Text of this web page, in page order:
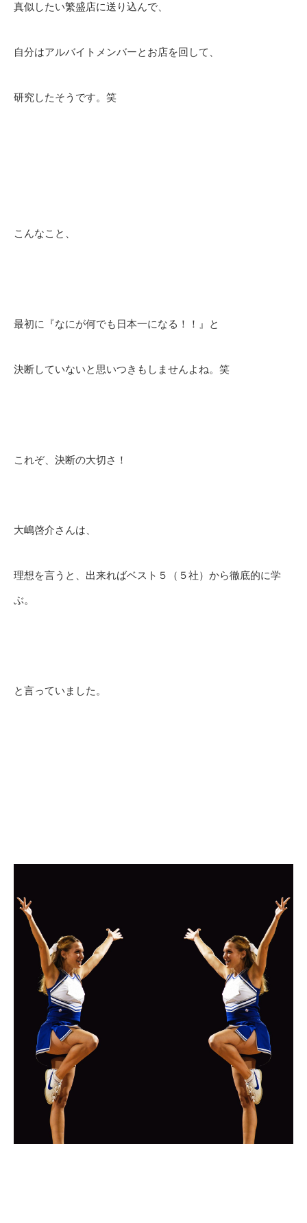
真似したい繁盛店に送り込んで、
自分はアルバイトメンバーとお店を回して、
研究したそうです。笑
こんなこと、
最初に『なにが何でも日本一になる！！』と
決断していないと思いつきもしませんよね。笑
これぞ、決断の大切さ！
大嶋啓介さんは、
理想を言うと、出来ればベスト５（５社）から徹底的に学
ぶ。
と言っていました。